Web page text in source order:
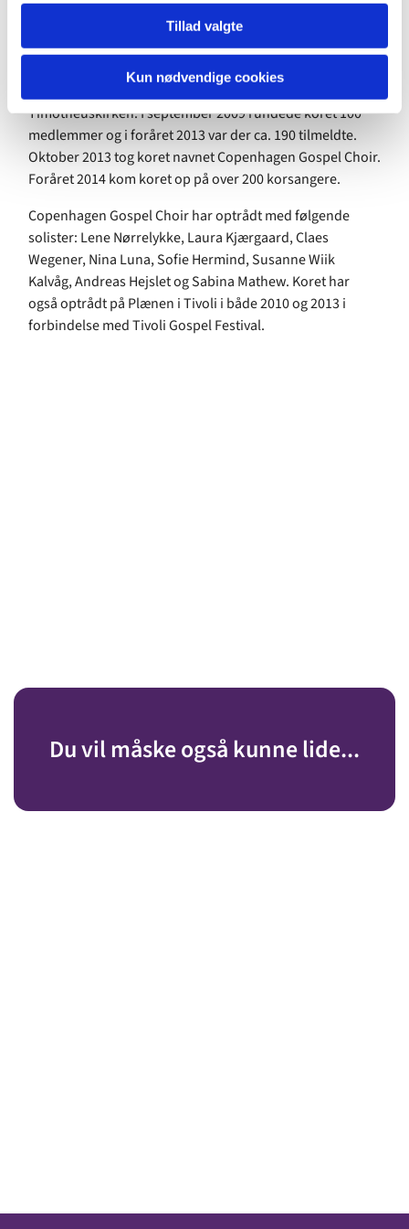
Tillad valgte
Kun nødvendige cookies
Copenhagen Gospel Choir startede i august 2006 i en
frikirke på Frederiksberg, som hed Cafékirken. Året efter
flyttede koret til Valby og hed på det tidspunkt Valby
Gospel Choir. Siden januar 2009 har koret været i
Timotheuskirken. I september 2009 rundede koret 100
medlemmer og i foråret 2013 var der ca. 190 tilmeldte.
Oktober 2013 tog koret navnet Copenhagen Gospel Choir.
Foråret 2014 kom koret op på over 200 korsangere.
Copenhagen Gospel Choir har optrådt med følgende
solister: Lene Nørrelykke, Laura Kjærgaard, Claes
Wegener, Nina Luna, Sofie Hermind, Susanne Wiik
Kalvåg, Andreas Hejslet og Sabina Mathew. Koret har
også optrådt på Plænen i Tivoli i både 2010 og 2013 i
forbindelse med Tivoli Gospel Festival.
Du vil måske også kunne lide...